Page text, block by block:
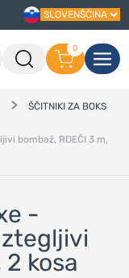
0
na blagajno
ŠČITNIKI ZA BOKS
bombaž, RDEČI 3 m,
-
2 kosa